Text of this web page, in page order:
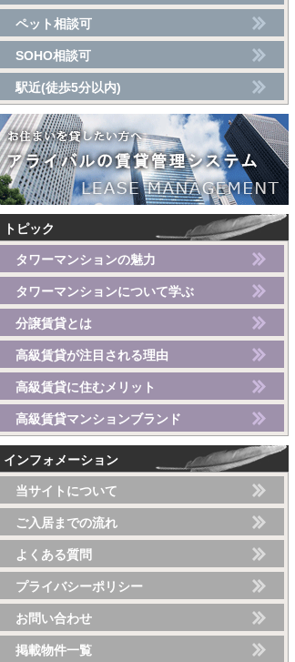
ペット相談可
SOHO相談可
駅近(徒歩5分以内)
トピック
タワーマンションの魅力
タワーマンションについて学ぶ
分譲賃貸とは
高級賃貸が注目される理由
高級賃貸に住むメリット
高級賃貸マンションブランド
インフォメーション
当サイトについて
ご入居までの流れ
よくある質問
プライバシーポリシー
お問い合わせ
掲載物件一覧